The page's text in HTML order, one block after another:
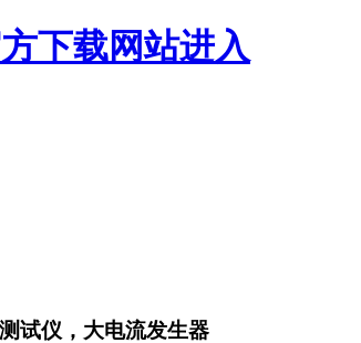
下载网站进入
仪，大电流发生器